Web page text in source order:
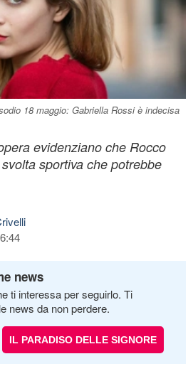
18 maggio: Gabriella Rossi è indecisa
evidenziano che Rocco
sportiva che potrebbe
news
ti interessa per seguirlo. Ti
news da non perdere.
IL PARADISO DELLE SIGNORE